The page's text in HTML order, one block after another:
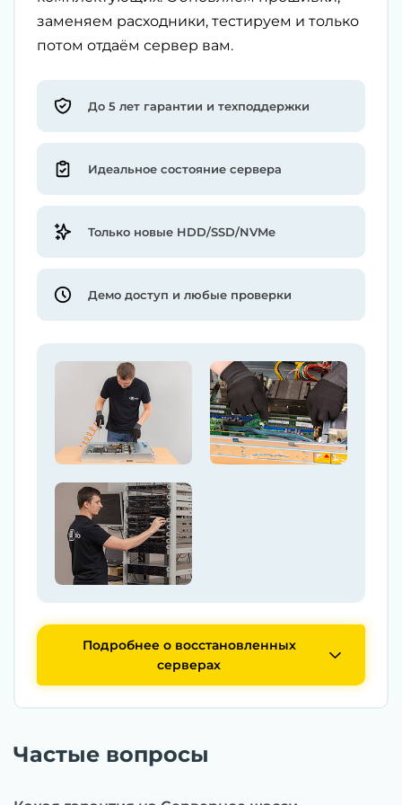
заменяем расходники, тестируем и только
потом отдаём сервер вам.
До 5 лет гарантии и техподдержки
Идеальное состояние сервера
Только новые HDD/SSD/NVMe
Демо доступ и любые проверки
Подробнее о восстановленных
серверах
Частые вопросы